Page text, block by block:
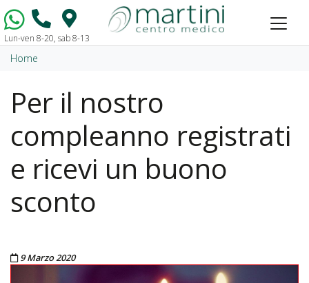
Vai al contenuto
Lun-ven 8-20, sab 8-13
Home
Per il nostro
compleanno registrati
e ricevi un buono
sconto
Pubblicato il
9 Marzo 2020